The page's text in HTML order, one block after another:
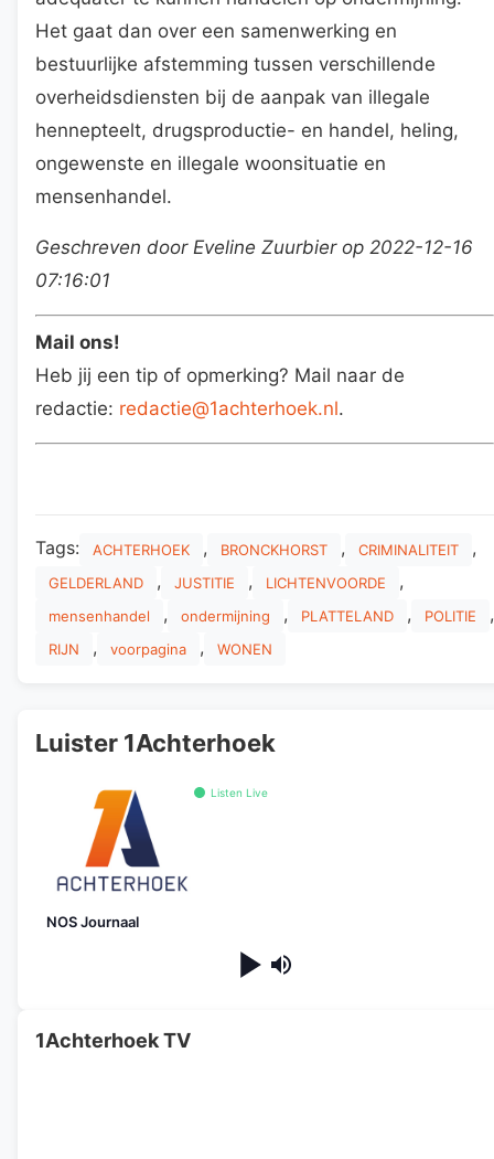
Het gaat dan over een samenwerking en
bestuurlijke afstemming tussen verschillende
overheidsdiensten bij de aanpak van illegale
hennepteelt, drugsproductie- en handel, heling,
ongewenste en illegale woonsituatie en
mensenhandel.
Geschreven door Eveline Zuurbier op 2022-12-16
07:16:01
Mail ons!
Heb jij een tip of opmerking? Mail naar de
redactie: redactie@1achterhoek.nl.
Tags: ACHTERHOEK , BRONCKHORST , CRIMINALITEIT ,
GELDERLAND , JUSTITIE , LICHTENVOORDE ,
mensenhandel , ondermijning , PLATTELAND , POLITIE ,
RIJN , voorpagina , WONEN
Luister 1Achterhoek
Listen Live
NOS Journaal
1Achterhoek TV